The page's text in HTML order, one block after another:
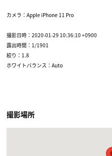
カメラ：Apple iPhone 11 Pro
撮影日時：2020-01-29 10:36:10 +0900
露出時間：1/1901
絞り：1.8
ホワイトバランス：Auto
撮影場所